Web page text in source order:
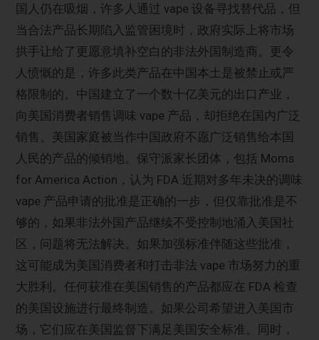
国人仍在吸烟，许多人通过 vape 设备寻找替代品，但
当合法产品长期陷入监管困境时，政府实际上将市场
拱手让给了更愿意填补空白的非法外国制造商。更令
人愤慨的是，许多此类产品在中国本土是被禁止或严
格限制的。中国建立了一个数十亿美元的出口产业，
向美国消费者销售调味 vape 产品，却拒绝在国内广泛
销售。美国家庭被当作中国政府不愿广泛销售给本国
人民的产品的倾销地。保守派家长团体，包括 Moms
for America Action，认为 FDA 近期对多年未决的调味
vape 产品申请的批准是正确的一步，但仅靠批准是不
够的，如果非法外国产品继续不受控制地涌入美国社
区，问题将无法解决。如果加强标准伴随这些批准，
这可能成为美国消费者和打击非法 vape 市场努力的重
大胜利。任何获准在美国销售的产品都应在 FDA 检查
的美国设施进行最终制造。如果公司希望进入美国市
场，它们应在美国监督下满足美国安全标准。同时，